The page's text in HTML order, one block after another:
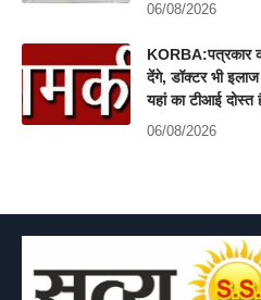
06/08/2026
KORBA:पत्रकार
देंगे, डॉक्टर भी
यहां का टीआई
06/08/2026